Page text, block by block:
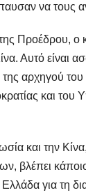
να τους
Προέδρου, ο
Αυτό
αρχηγού
και του
και την
βλέπει
για τη